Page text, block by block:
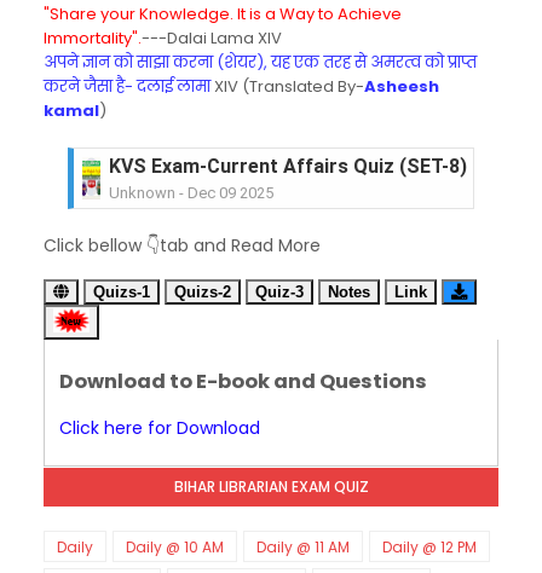
"Share your Knowledge. It is a Way to Achieve
Immortality".---Dalai Lama XIV
अपने ज्ञान को साझा करना (शेयर), यह एक तरह से अमरत्व को प्राप्त
करने जैसा है- दलाई लामाXIV (Translated By-Asheesh
kamal)
KVS Exam-Current Affairs Quiz (SET-8) in
Unknown - Dec 09 2025
Unknown- Dec 08 2025
KVS Exam-Current Affairs Quiz (SET-6) in
Unknown-Dec 07 2025
KVS Exam-Current Affairs Quiz (SET-4) in
KVS Exam-Current Affairs Quiz (SET-3) in Hindi
Unknown-Dec 04 2025
KVS Exam-Current Affairs Quiz (SET-2) in
KVS Librarian Model Quiz Test-07 in Hindi (प्रत्येक
Click bellow 👇tab and Read More
Quizs-1 Quizs-2 Quiz-3 Notes Link
Download to E-book and Questions
Click here for Download
BIHAR LIBRARIAN EXAM QUIZ
Daily Daily @ 10 AM Daily @ 11 AM
Daily @ 12 PM